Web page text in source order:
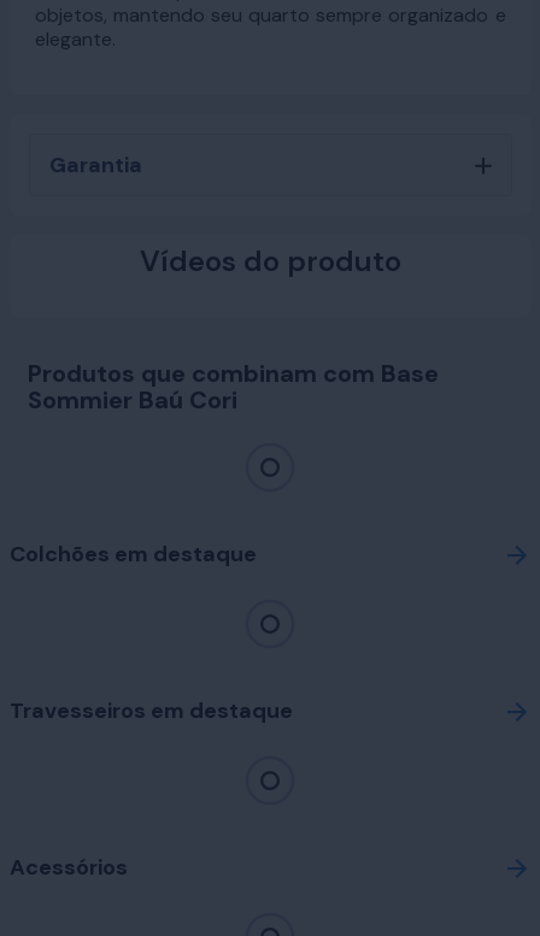
objetos, mantendo seu quarto sempre organizado e
elegante.
Garantia
Vídeos do produto
Produtos que combinam com Base
Sommier Baú Cori
Colchões em destaque
Travesseiros em destaque
Acessórios